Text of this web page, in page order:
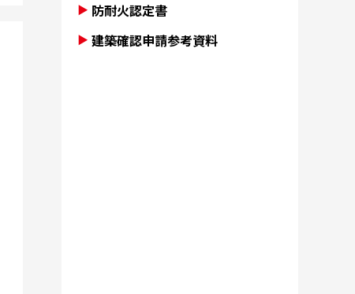
防耐火認定書
建築確認申請参考資料